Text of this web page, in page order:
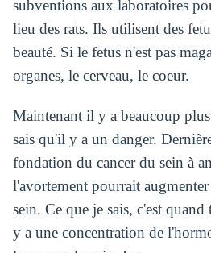
subventions aux laboratoires
lieu des rats. Ils utilisent des
beauté. Si le fetus n'est pas
organes, le cerveau, le coeur.
Maintenant il y a beaucoup
sais qu'il y a un danger.
fondation du cancer du sein à
l'avortement pourrait
sein. Ce que je sais, c'est
y a une concentration de